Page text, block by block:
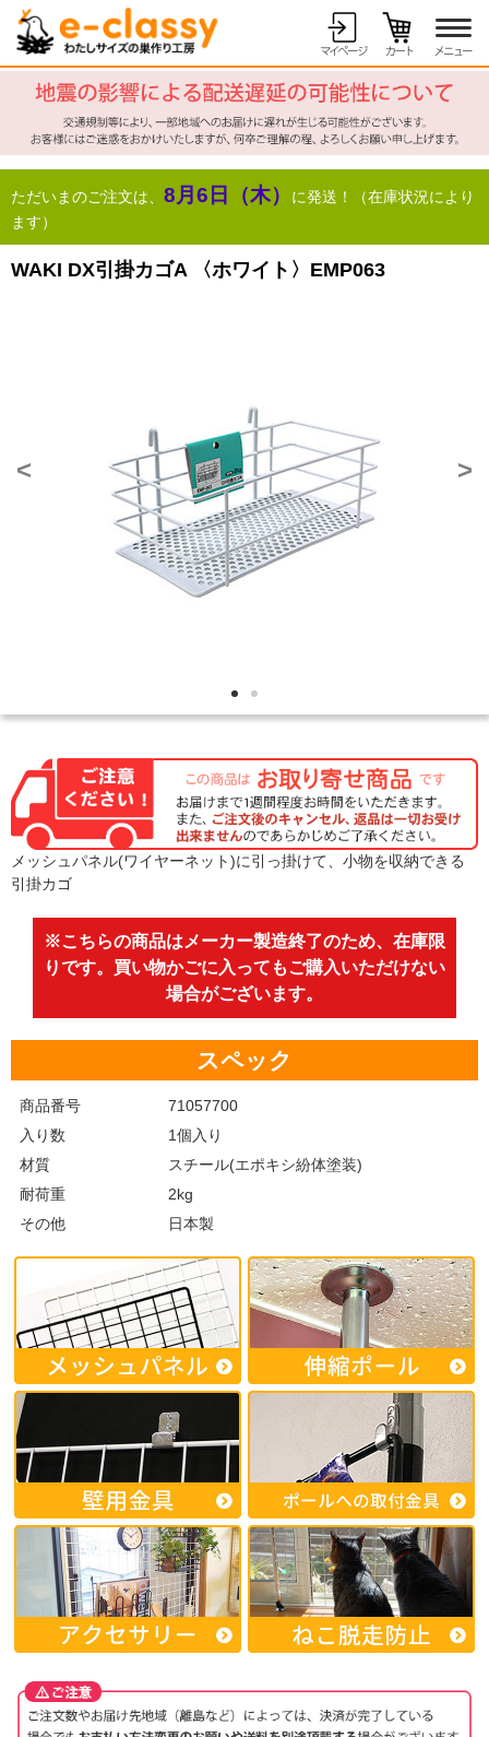
ただいまのご注文は、 8月6日（木）
に発送！（在庫状況により
ます）
WAKI DX引掛カゴA 〈ホワイト〉EMP063
< >
メッシュパネル(ワイヤーネット)に引っ掛けて、小物を収納できる
引掛カゴ
※こちらの商品はメーカー製造終了のため、在庫限
りです。買い物かごに入ってもご購入いただけない
場合がございます。
スペック
商品番号
71057700
入り数
1個入り
材質
スチール(エポキシ紛体塗装)
耐荷重
2kg
その他
日本製